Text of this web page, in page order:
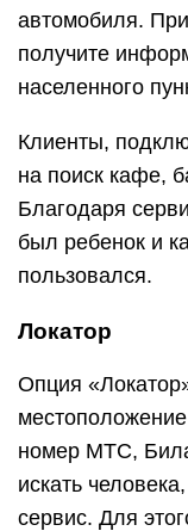
автомобиля.
получите
населенного
Клиенты,
на поиск кафе,
Благодаря
был ребенок и
пользовался.
Локатор
Опция
номер МТС,
искать
сервис. Для